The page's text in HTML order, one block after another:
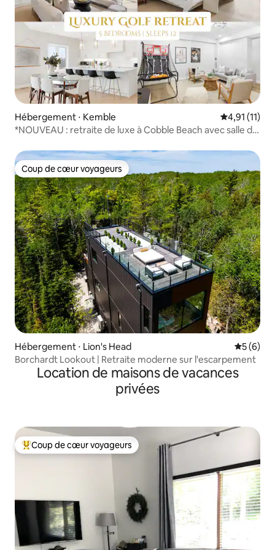
Hébergement ⋅ Kemble Évaluation
4,91 (11)
*NOUVEAU : retraite de luxe à Cobble Beach avec salle de
Coup de cœur voyageurs
Coup de cœur voyageurs
Hébergement ⋅ Lion's Head
5 (6)
Borchardt Lookout | Retraite moderne sur l'escarpement
Location de maisons de vacances
privées
Coups de cœur voyageurs les plus appréciés
Coup de cœur voyageurs